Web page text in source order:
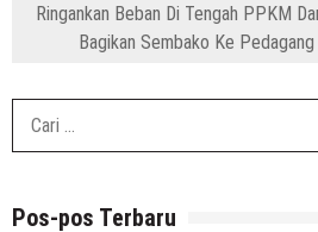
Ringankan Beban Di Tengah PPKM
Bagikan Sembako Ke
Pos-pos Terbaru